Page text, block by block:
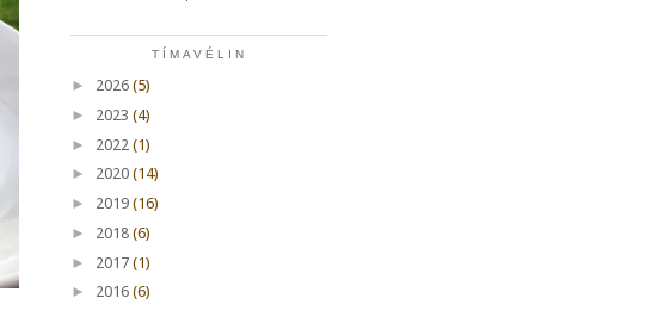
TÍMAVÉLIN
► 2026 (5)
► 2023 (4)
► 2022 (1)
► 2020 (14)
► 2019 (16)
► 2018 (6)
► 2017 (1)
► 2016 (6)